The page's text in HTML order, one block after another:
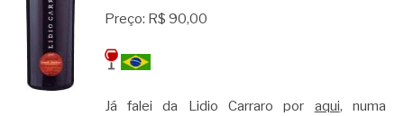
Preço: R$ 90,00
Já falei da Lidio Carraro por aqui, numa